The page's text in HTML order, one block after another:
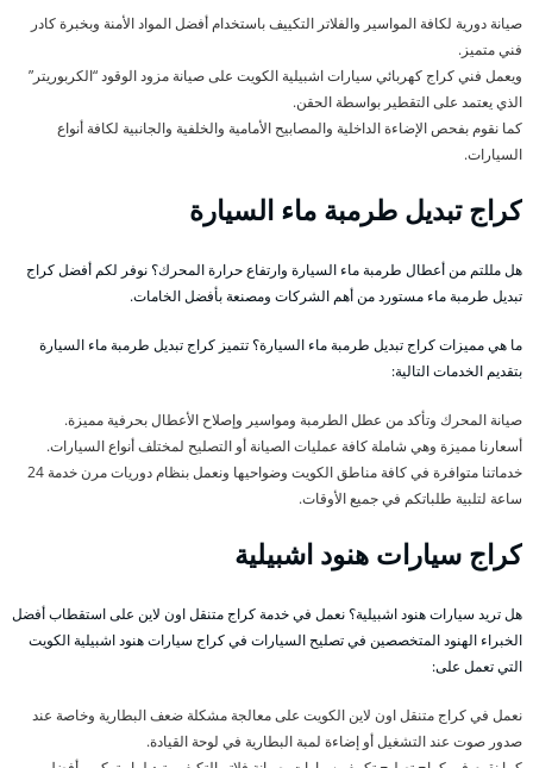
صيانة دورية لكافة المواسير والفلاتر التكييف باستخدام أفضل المواد الأمنة وبخبرة كادر
فني متميز.
ويعمل فني كراج كهربائي سيارات اشبيلية الكويت على صيانة مزود الوقود “الكربوريتر”
الذي يعتمد على التقطير بواسطة الحقن.
كما نقوم بفحص الإضاءة الداخلية والمصابيح الأمامية والخلفية والجانبية لكافة أنواع
السيارات.
كراج تبديل طرمبة ماء السيارة
هل مللتم من أعطال طرمبة ماء السيارة وارتفاع حرارة المحرك؟ نوفر لكم أفضل كراج
تبديل طرمبة ماء مستورد من أهم الشركات ومصنعة بأفضل الخامات.
ما هي مميزات كراج تبديل طرمبة ماء السيارة؟ تتميز كراج تبديل طرمبة ماء السيارة
بتقديم الخدمات التالية:
صيانة المحرك وتأكد من عطل الطرمبة ومواسير وإصلاح الأعطال بحرفية مميزة.
أسعارنا مميزة وهي شاملة كافة عمليات الصيانة أو التصليح لمختلف أنواع السيارات.
خدماتنا متوافرة في كافة مناطق الكويت وضواحيها ونعمل بنظام دوريات مرن خدمة 24
ساعة لتلبية طلباتكم في جميع الأوقات.
كراج سيارات هنود اشبيلية
هل تريد سيارات هنود اشبيلية؟ نعمل في خدمة كراج متنقل اون لاين على استقطاب أفضل
الخبراء الهنود المتخصصين في تصليح السيارات في كراج سيارات هنود اشبيلية الكويت
التي تعمل على:
نعمل في كراج متنقل اون لاين الكويت على معالجة مشكلة ضعف البطارية وخاصة عند
صدور صوت عند التشغيل أو إضاءة لمبة البطارية في لوحة القيادة.